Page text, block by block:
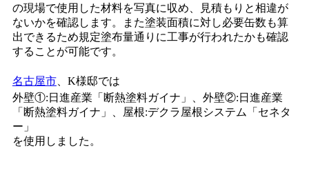
の現場で使用した材料を写真に収め、見積もりと相違が
ないかを確認します。また塗装面積に対し必要缶数も算
出できるため規定塗布量通りに工事が行われたかも確認
することが可能です。
名古屋市、K様邸では
外壁①:日進産業「断熱塗料ガイナ」、外壁②:日進産業
「断熱塗料ガイナ」、屋根:デクラ屋根システム「セネタ
ー」
を使用しました。